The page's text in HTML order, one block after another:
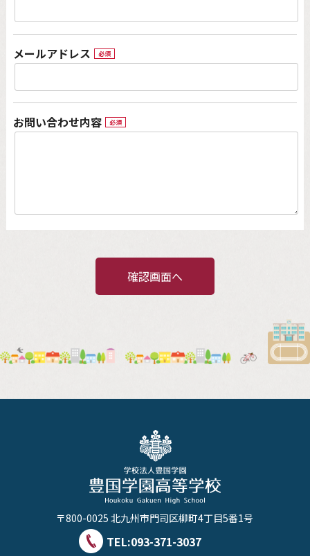
メールアドレス 必須
お問い合わせ内容 必須
確認画面へ
〒800-0025 北九州市門司区柳町4丁目5番1号
TEL:093-371-3037